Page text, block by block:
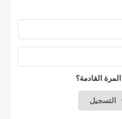
القادمة؟
التسجيل